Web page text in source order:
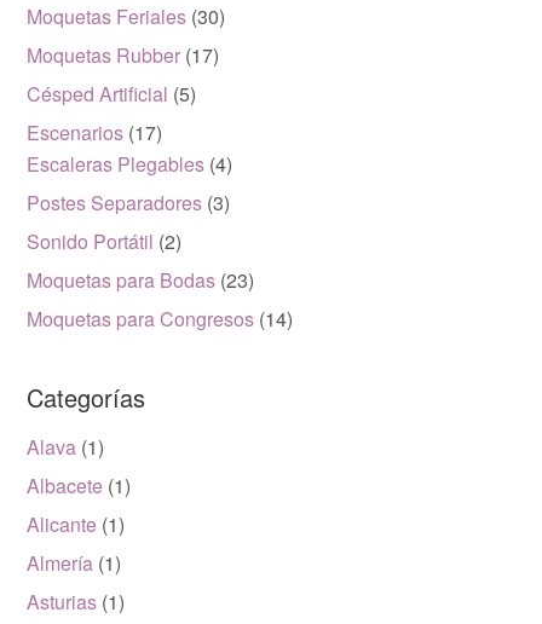
Moquetas Feriales (30)
Moquetas Rubber (17)
Césped Artificial (5)
Escenarios (17)
Escaleras Plegables (4)
Postes Separadores (3)
Sonido Portátil (2)
Moquetas para Bodas (23)
Moquetas para Congresos (14)
Categorías
Alava (1)
Albacete (1)
Alicante (1)
Almería (1)
Asturias (1)